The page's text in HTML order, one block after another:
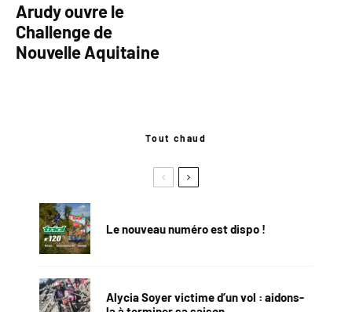
Arudy ouvre le
Challenge de
Nouvelle Aquitaine
Tout chaud
Le nouveau numéro est dispo !
Alycia Soyer victime d’un vol : aidons-